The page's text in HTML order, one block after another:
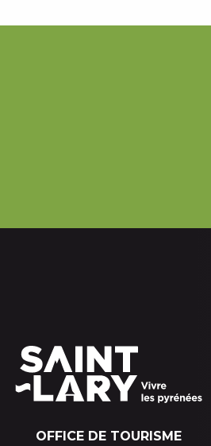
OFFICE DE TOURISME